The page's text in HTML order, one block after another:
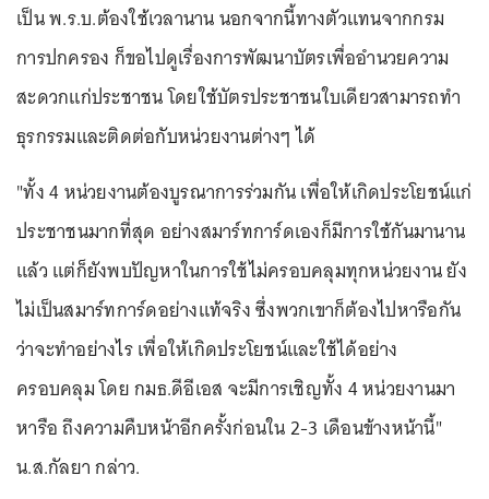
เป็น พ.ร.บ.ต้องใช้เวลานาน นอกจากนี้ทางตัวแทนจากกรม
การปกครอง ก็ขอไปดูเรื่องการพัฒนาบัตรเพื่ออำนวยความ
สะดวกแก่ประชาชน โดยใช้บัตรประชาชนใบเดียวสามารถทำ
ธุรกรรมและติดต่อกับหน่วยงานต่างๆ ได้
"ทั้ง 4 หน่วยงานต้องบูรณาการร่วมกัน เพื่อให้เกิดประโยชน์แก่
ประชาชนมากที่สุด อย่างสมาร์ทการ์ดเองก็มีการใช้กันมานาน
แล้ว แต่ก็ยังพบปัญหาในการใช้ไม่ครอบคลุมทุกหน่วยงาน ยัง
ไม่เป็นสมาร์ทการ์ดอย่างแท้จริง ซึ่งพวกเขาก็ต้องไปหารือกัน
ว่าจะทำอย่างไร เพื่อให้เกิดประโยชน์และใช้ได้อย่าง
ครอบคลุม โดย กมธ.ดีอีเอส จะมีการเชิญทั้ง 4 หน่วยงานมา
หารือ ถึงความคืบหน้าอีกครั้งก่อนใน 2-3 เดือนข้างหน้านี้"
น.ส.กัลยา กล่าว.